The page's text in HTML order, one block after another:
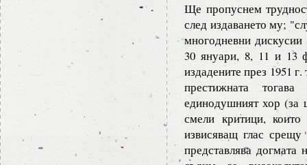
Ще пропуснем
след издаването му;
многодневни
30 януари, 8, 11 и 13
издадените през 1951
престижната
единодушният хор (за
смели критици,
извисяващ глас
представлява